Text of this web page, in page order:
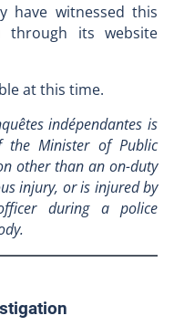
have witnessed this
through its website
at this time.
indépendantes is
the Minister of Public
other than an on-duty
injury, or is injured by
during a police